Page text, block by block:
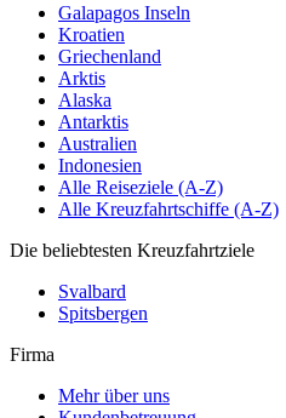
Galapagos Inseln
Kroatien
Griechenland
Arktis
Alaska
Antarktis
Australien
Indonesien
Alle Reiseziele (A-Z)
Alle Kreuzfahrtschiffe (A-Z)
Die beliebtesten Kreuzfahrtziele
Svalbard
Spitsbergen
Firma
Mehr über uns